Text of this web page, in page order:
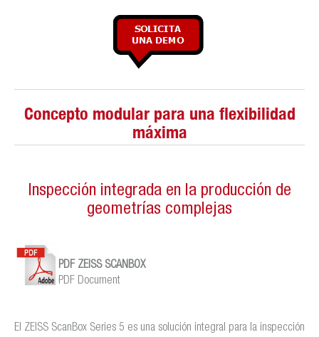
Concepto modular para una flexibilidad
máxima
Inspección integrada en la producción de
geometrías complejas
PDF ZEISS SCANBOX
PDF Document
El ZEISS ScanBox Series 5 es una solución integral para la inspección